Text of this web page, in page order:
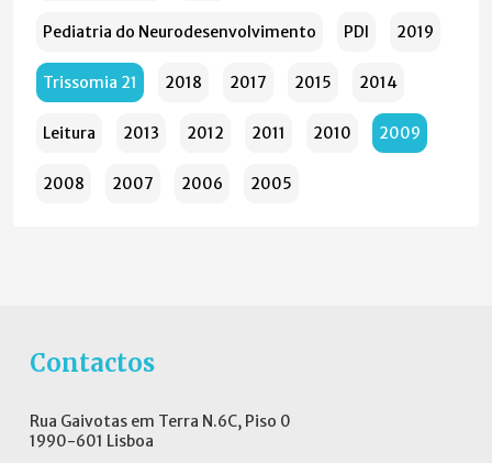
Pediatria do Neurodesenvolvimento PDI 2019
Trissomia 21 2018 2017 2015 2014
Leitura 2013 2012 2011 2010 2009
2008 2007 2006 2005
Contactos
Rua Gaivotas em Terra N.6C, Piso 0
1990-601 Lisboa